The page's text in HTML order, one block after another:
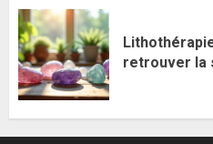
retrouver la